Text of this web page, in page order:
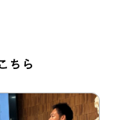
ちら